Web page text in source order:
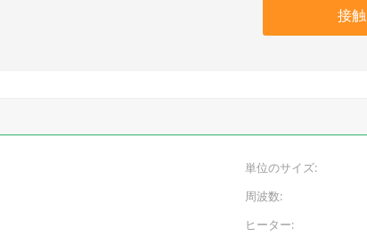
接触
単位のサイズ:
周波数:
ヒーター: